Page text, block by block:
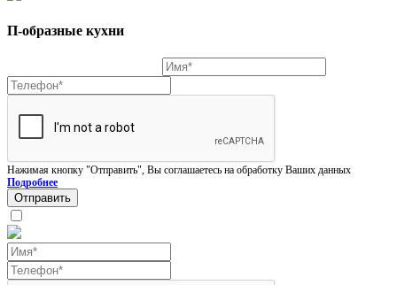
П-образные кухни
Нажимая кнопку "Отправить", Вы соглашаетесь на обработку Ваших данных
Подробнее
Отправить